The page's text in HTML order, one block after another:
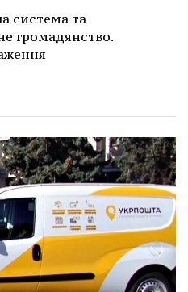
система та
громадянство.